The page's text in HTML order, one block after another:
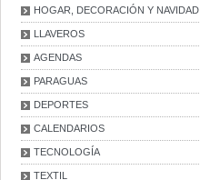
HOGAR, DECORACIÓN Y NAVIDAD
LLAVEROS
AGENDAS
PARAGUAS
DEPORTES
CALENDARIOS
TECNOLOGÍA
TEXTIL